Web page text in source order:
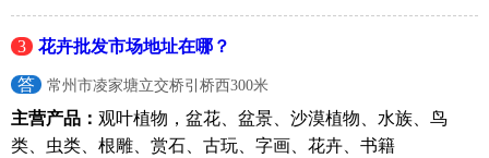
3 花卉批发市场地址在哪？
答 常州市凌家塘立交桥引桥西300米
主营产品： 观叶植物，盆花、盆景、沙漠植物、水族、鸟
类、虫类、根雕、赏石、古玩、字画、花卉、书籍